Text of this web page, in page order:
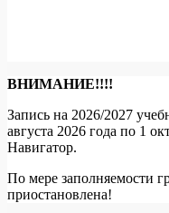
ВНИМАНИЕ!!!!
Запись на 2026/2027
августа 2026 года по 1
Навигатор.
По мере заполняемости
приостановлена!